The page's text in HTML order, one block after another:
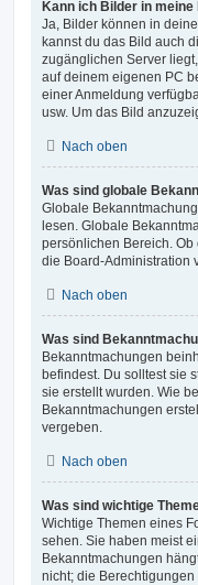
Kann ich Bilder in
Ja, Bilder können in
kannst du das Bild auch
zugänglichen Server
auf deinem eigenen PC
einer Anmeldung
usw. Um das Bild
Nach oben
Was sind globale
Globale
lesen. Globale
persönlichen Bereich.
die Board-Administration
Nach oben
Was sind
Bekanntmachungen
befindest. Du solltest sie
sie erstellt wurden. Wie
Bekanntmachungen
vergeben.
Nach oben
Was sind wichtige
Wichtige Themen eines
sehen. Sie haben meist
Bekanntmachungen
nicht; die Berechtigungen